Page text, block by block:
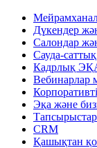
Дүкендер
Салондар
Сауда-
Кадрлық
Вебинарлар
Эқа және
Тапсырыстар
CRM
Қашықтан